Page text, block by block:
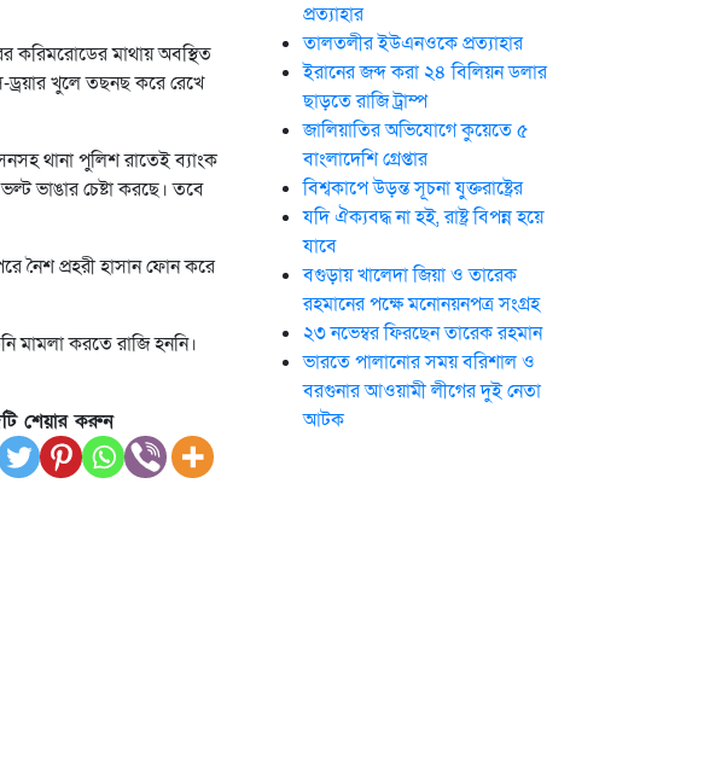
করিমরোডের মাথায় অবস্থিত
ড্রয়ার খুলে তছনছ করে রেখে
থানা পুলিশ রাতেই ব্যাংক
ভাঙার চেষ্টা করছে। তবে
নৈশ প্রহরী হাসান ফোন করে
মামলা করতে রাজি হননি।
শেয়ার করুন
প্রত্যাহার
তালতলীর ইউএনওকে প্রত্যাহার
ইরানের জব্দ করা ২৪ বিলিয়ন ডলার
ছাড়তে রাজি ট্রাম্প
জালিয়াতির অভিযোগে কুয়েতে ৫
বাংলাদেশি গ্রেপ্তার
বিশ্বকাপে উড়ন্ত সূচনা যুক্তরাষ্ট্রের
যদি ঐক্যবদ্ধ না হই, রাষ্ট্র বিপন্ন হয়ে
যাবে
বগুড়ায় খালেদা জিয়া ও তারেক
রহমানের পক্ষে মনোনয়নপত্র সংগ্রহ
২৩ নভেম্বর ফিরছেন তারেক রহমান
ভারতে পালানোর সময় ব‌রিশাল ও
বরগুনার আওয়ামী লীগের দুই নেতা
আটক